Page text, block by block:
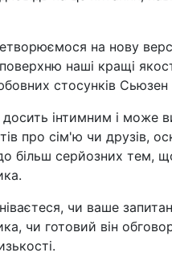
на нову
наші кращі
стосунків Сьюзен
інтимним і може
про сім'ю чи друзів,
більш серйозних тем,
чи ваше
чи готовий він